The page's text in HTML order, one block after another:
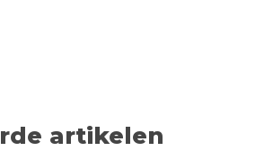
artikelen